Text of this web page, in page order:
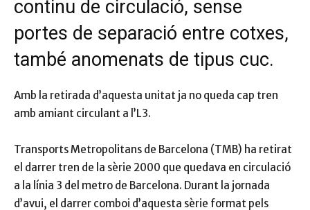
continu de circulació, sense
portes de separació entre cotxes,
també anomenats de tipus cuc.
Amb la retirada d’aquesta unitat ja no queda cap tren
amb amiant circulant a l’L3.
Transports Metropolitans de Barcelona (TMB) ha retirat
el darrer tren de la sèrie 2000 que quedava en circulació
a la línia 3 del metro de Barcelona. Durant la jornada
d’avui, el darrer comboi d’aquesta sèrie format pels